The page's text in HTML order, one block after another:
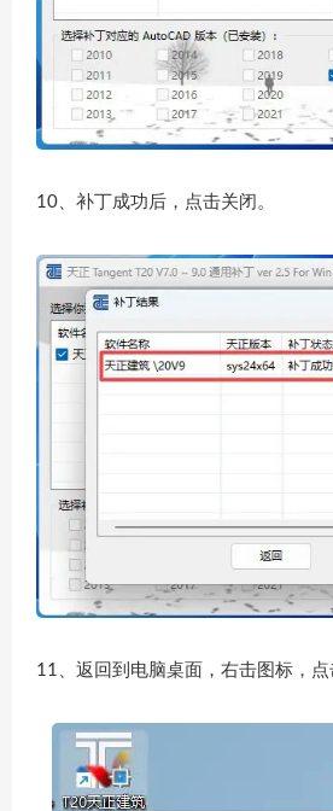
10、补丁成功后，点击关闭。
11、返回到电脑桌面，右击图标，点